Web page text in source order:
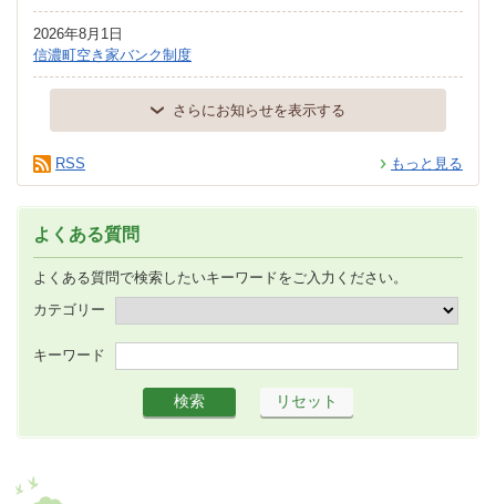
2026年8月1日
信濃町空き家バンク制度
さらにお知らせを表示する
もっと見る
RSS
よくある質問
よくある質問で検索したいキーワードをご入力ください。
カテゴリー
キーワード